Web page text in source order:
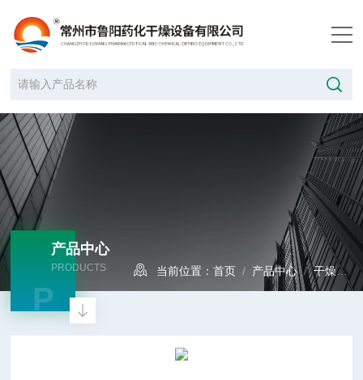
产品中心
PRODUCTS
P
当前位置：首页 / 产品中心/干燥设备